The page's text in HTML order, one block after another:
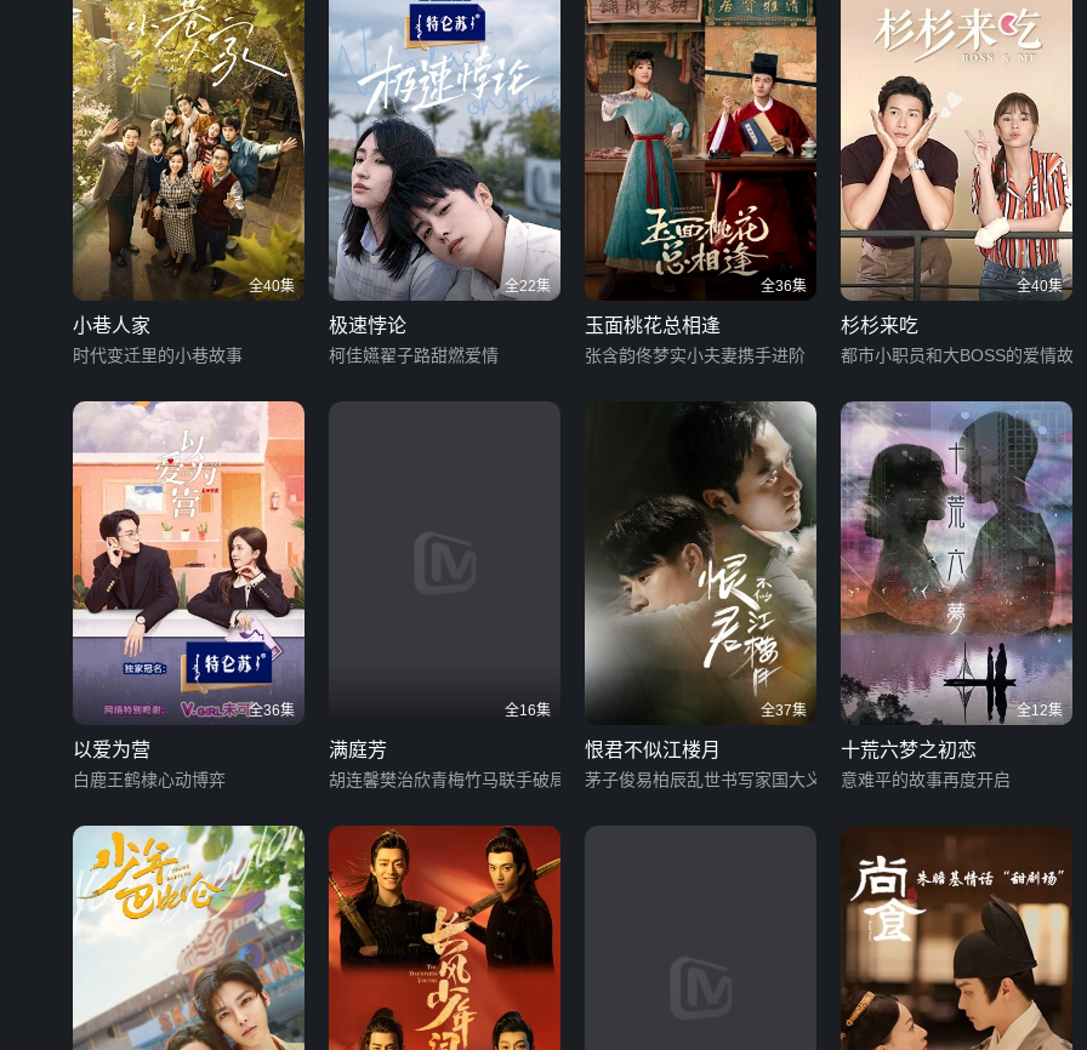
全40集
小巷人家
时代变迁里的小巷故事
全22集
极速悖论
柯佳嬿翟子路甜燃爱情
全36集
玉面桃花总相逢
张含韵佟梦实小夫妻携手进阶
全40集
杉杉来吃
都市小职员和大BOSS的爱情故
全36集
以爱为营
白鹿王鹤棣心动博弈
全16集
满庭芳
胡连馨樊治欣青梅竹马联手破局
全37集
恨君不似江楼月
茅子俊易柏辰乱世书写家国大义
全12集
十荒六梦之初恋
意难平的故事再度开启